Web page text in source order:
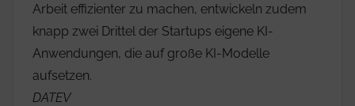
Arbeit effizienter zu machen, entwickeln zudem
knapp zwei Drittel der Startups eigene KI-
Anwendungen, die auf große KI-Modelle
aufsetzen.
DATEV